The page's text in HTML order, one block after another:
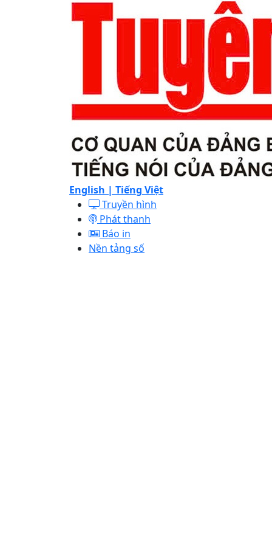
English | Tiếng Việt
Truyền hình
Phát thanh
Báo in
Nền tảng số